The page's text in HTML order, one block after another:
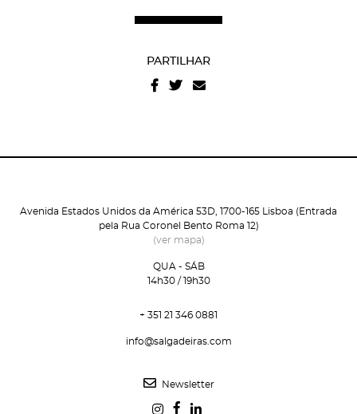
PARTILHAR
Avenida Estados Unidos da América 53D, 1700-165 Lisboa (Entrada
pela Rua Coronel Bento Roma 12)
(ver mapa)
QUA - SÁB
14h30 / 19h30
+ 351 21 346 0881
info@salgadeiras.com
Newsletter
politica de privacidade do site